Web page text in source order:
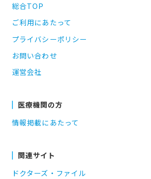
総合TOP
ご利用にあたって
プライバシーポリシー
お問い合わせ
運営会社
医療機関の方
情報掲載にあたって
関連サイト
ドクターズ・ファイル